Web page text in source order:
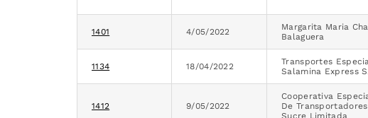
1401 4/05/2022
Margarita Maria
Balaguera
1134 18/04/2022
Transportes
Salamina Express
1412 9/05/2022
Cooperativa
De
Sucre Limitada